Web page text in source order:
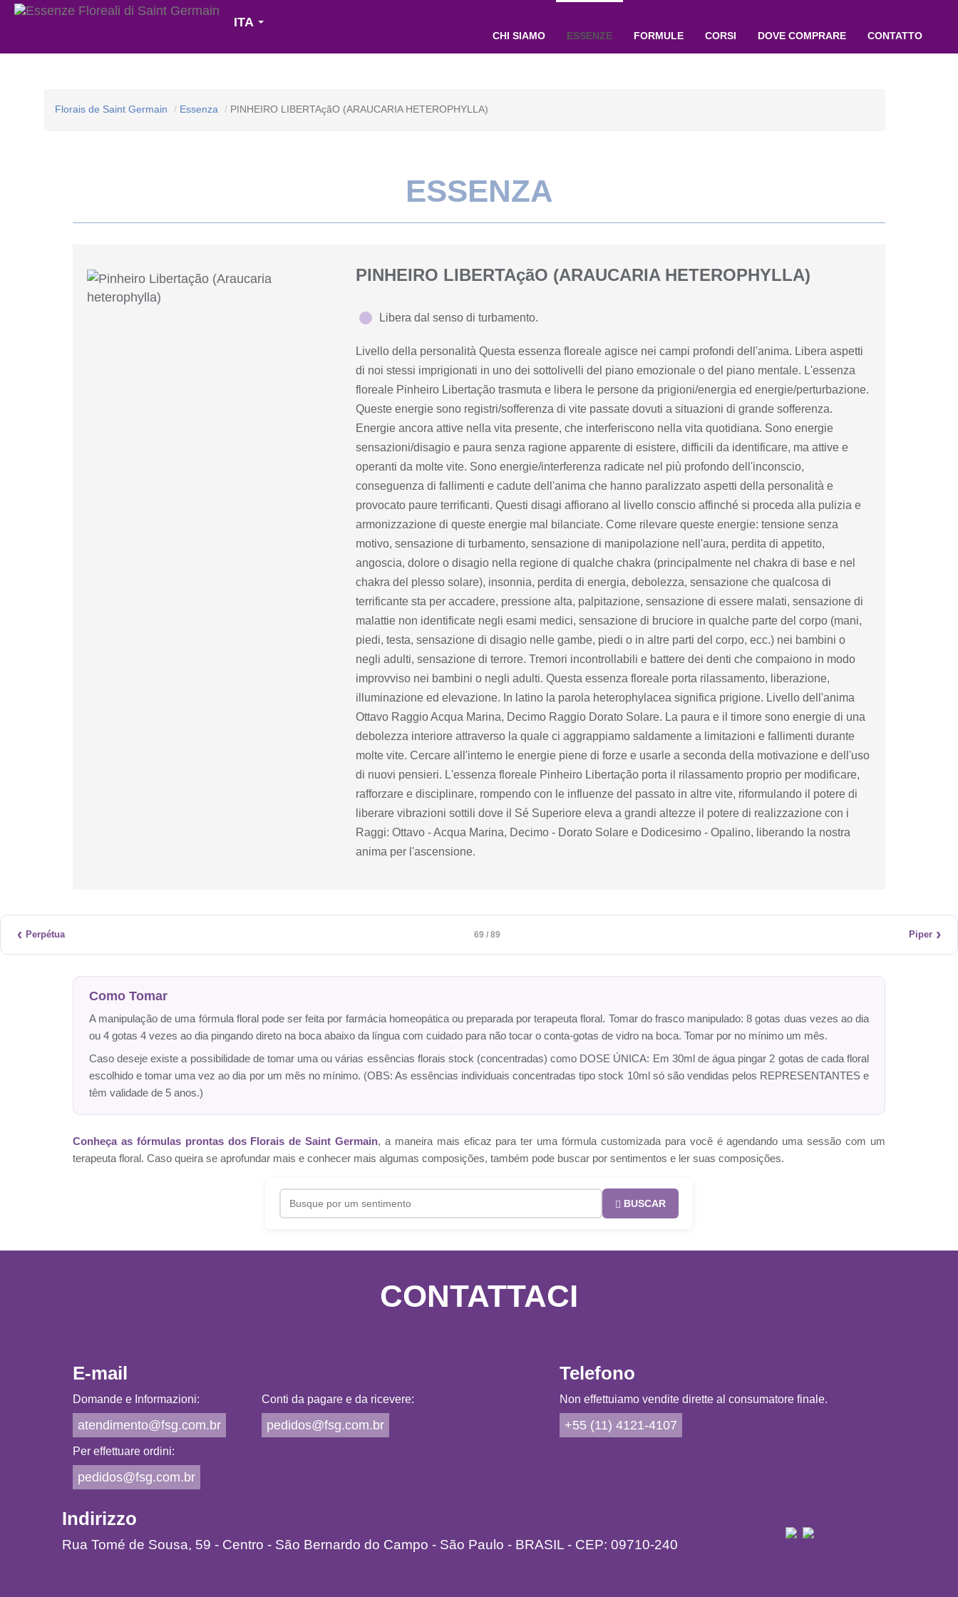
ITA
CHI SIAMO ESSENZE FORMULE CORSI DOVE COMPRARE CONTATTO
Florais de Saint Germain Essenza PINHEIRO LIBERTAçãO (ARAUCARIA HETEROPHYLLA)
ESSENZA
PINHEIRO LIBERTAçãO (ARAUCARIA HETEROPHYLLA)
Libera dal senso di turbamento.
Livello della personalità Questa essenza floreale agisce nei campi profondi dell'anima. Libera aspetti
di noi stessi imprigionati in uno dei sottolivelli del piano emozionale o del piano mentale. L'essenza
floreale Pinheiro Libertação trasmuta e libera le persone da prigioni/energia ed energie/perturbazione.
Queste energie sono registri/sofferenza di vite passate dovuti a situazioni di grande sofferenza.
Energie ancora attive nella vita presente, che interferiscono nella vita quotidiana. Sono energie
sensazioni/disagio e paura senza ragione apparente di esistere, difficili da identificare, ma attive e
operanti da molte vite. Sono energie/interferenza radicate nel più profondo dell'inconscio,
conseguenza di fallimenti e cadute dell'anima che hanno paralizzato aspetti della personalità e
provocato paure terrificanti. Questi disagi affiorano al livello conscio affinché si proceda alla pulizia e
armonizzazione di queste energie mal bilanciate. Come rilevare queste energie: tensione senza
motivo, sensazione di turbamento, sensazione di manipolazione nell'aura, perdita di appetito,
angoscia, dolore o disagio nella regione di qualche chakra (principalmente nel chakra di base e nel
chakra del plesso solare), insonnia, perdita di energia, debolezza, sensazione che qualcosa di
terrificante sta per accadere, pressione alta, palpitazione, sensazione di essere malati, sensazione di
malattie non identificate negli esami medici, sensazione di bruciore in qualche parte del corpo (mani,
piedi, testa, sensazione di disagio nelle gambe, piedi o in altre parti del corpo, ecc.) nei bambini o
negli adulti, sensazione di terrore. Tremori incontrollabili e battere dei denti che compaiono in modo
improvviso nei bambini o negli adulti. Questa essenza floreale porta rilassamento, liberazione,
illuminazione ed elevazione. In latino la parola heterophylacea significa prigione. Livello dell'anima
Ottavo Raggio Acqua Marina, Decimo Raggio Dorato Solare. La paura e il timore sono energie di una
debolezza interiore attraverso la quale ci aggrappiamo saldamente a limitazioni e fallimenti durante
molte vite. Cercare all'interno le energie piene di forze e usarle a seconda della motivazione e dell'uso
di nuovi pensieri. L'essenza floreale Pinheiro Libertação porta il rilassamento proprio per modificare,
rafforzare e disciplinare, rompendo con le influenze del passato in altre vite, riformulando il potere di
liberare vibrazioni sottili dove il Sé Superiore eleva a grandi altezze il potere di realizzazione con i
Raggi: Ottavo - Acqua Marina, Decimo - Dorato Solare e Dodicesimo - Opalino, liberando la nostra
anima per l'ascensione.
‹ Perpétua 69 / 89 Piper ›
Como Tomar
A manipulação de uma fórmula floral pode ser feita por farmácia homeopática ou preparada por terapeuta floral. Tomar do frasco manipulado: 8 gotas duas vezes ao dia
ou 4 gotas 4 vezes ao dia pingando direto na boca abaixo da língua com cuidado para não tocar o conta-gotas de vidro na boca. Tomar por no mínimo um mês.
Caso deseje existe a possibilidade de tomar uma ou várias essências florais stock (concentradas) como DOSE ÚNICA: Em 30ml de água pingar 2 gotas de cada floral
escolhido e tomar uma vez ao dia por um mês no mínimo. (OBS: As essências individuais concentradas tipo stock 10ml só são vendidas pelos REPRESENTANTES e
têm validade de 5 anos.)
Conheça as fórmulas prontas dos Florais de Saint Germain, a maneira mais eficaz para ter uma fórmula customizada para você é agendando uma sessão com um
terapeuta floral. Caso queira se aprofundar mais e conhecer mais algumas composições, também pode buscar por sentimentos e ler suas composições.
BUSCAR
CONTATTACI
E-mail
Domande e Informazioni:
atendimento@fsg.com.br
Conti da pagare e da ricevere:
pedidos@fsg.com.br
Per effettuare ordini:
pedidos@fsg.com.br
Telefono
Non effettuiamo vendite dirette al consumatore finale.
+55 (11) 4121-4107
Indirizzo
Rua Tomé de Sousa, 59 - Centro - São Bernardo do Campo - São Paulo - BRASIL - CEP: 09710-240